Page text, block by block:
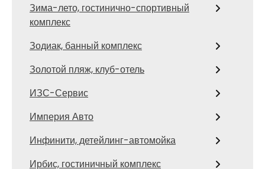
Зима-лето, гостинично-спортивный
комплекс
Зодиак, банный комплекс
Золотой пляж, клуб-отель
ИЗС-Сервис
Империя Авто
Инфинити, детейлинг-автомойка
Ирбис, гостиничный комплекс